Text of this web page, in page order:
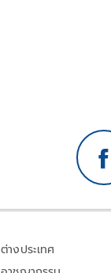
ต่างประเทศ